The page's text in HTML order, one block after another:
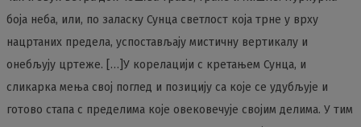
боја неба, или, по заласку Сунца светлост која трне у врху
нацртаних предела, успостављају мистичну вертикалу и
онебљују цртеже. […]У корелацији с кретањем Сунца, и
сликарка мења свој поглед и позицију са које се удубљује и
готово стапа с пределима које овековечује својим делима. У тим